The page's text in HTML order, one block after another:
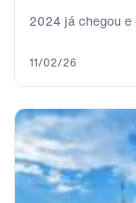
2024 já chegou e
11/02/26